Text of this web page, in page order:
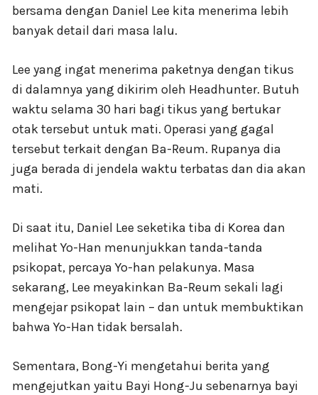
bersama dengan Daniel Lee kita menerima lebih
banyak detail dari masa lalu.
Lee yang ingat menerima paketnya dengan tikus
di dalamnya yang dikirim oleh Headhunter. Butuh
waktu selama 30 hari bagi tikus yang bertukar
otak tersebut untuk mati. Operasi yang gagal
tersebut terkait dengan Ba-Reum. Rupanya dia
juga berada di jendela waktu terbatas dan dia akan
mati.
Di saat itu, Daniel Lee seketika tiba di Korea dan
melihat Yo-Han menunjukkan tanda-tanda
psikopat, percaya Yo-han pelakunya. Masa
sekarang, Lee meyakinkan Ba-Reum sekali lagi
mengejar psikopat lain – dan untuk membuktikan
bahwa Yo-Han tidak bersalah.
Sementara, Bong-Yi mengetahui berita yang
mengejutkan yaitu Bayi Hong-Ju sebenarnya bayi